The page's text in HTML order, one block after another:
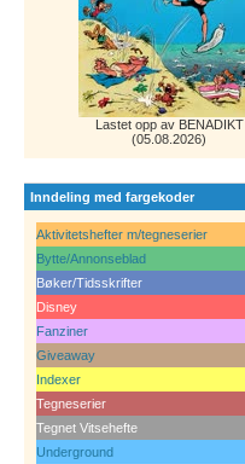
Lastet opp av BENADIKT
(05.08.2026)
Inndeling med fargekoder
Aktivitetshefter m/tegneserier
Bytte/Annonseblad
Bøker/Tidsskrifter
Disney
Fanziner
Giveaway
Indexer
Tegneserier
Tegnet Vitsehefte
Underground